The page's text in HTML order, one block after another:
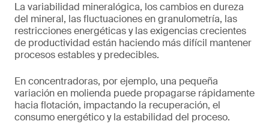
La variabilidad mineralógica, los cambios en dureza
del mineral, las fluctuaciones en granulometría, las
restricciones energéticas y las exigencias crecientes
de productividad están haciendo más difícil mantener
procesos estables y predecibles.
En concentradoras, por ejemplo, una pequeña
variación en molienda puede propagarse rápidamente
hacia flotación, impactando la recuperación, el
consumo energético y la estabilidad del proceso.